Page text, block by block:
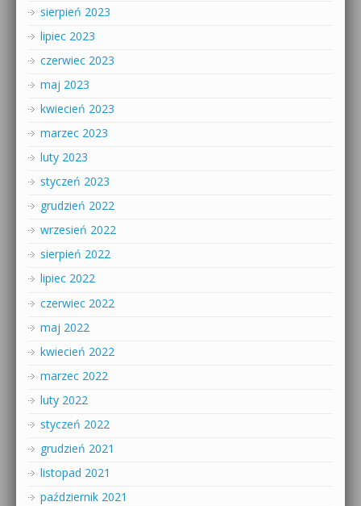
sierpień 2023
lipiec 2023
czerwiec 2023
maj 2023
kwiecień 2023
marzec 2023
luty 2023
styczeń 2023
grudzień 2022
wrzesień 2022
sierpień 2022
lipiec 2022
czerwiec 2022
maj 2022
kwiecień 2022
marzec 2022
luty 2022
styczeń 2022
grudzień 2021
listopad 2021
październik 2021